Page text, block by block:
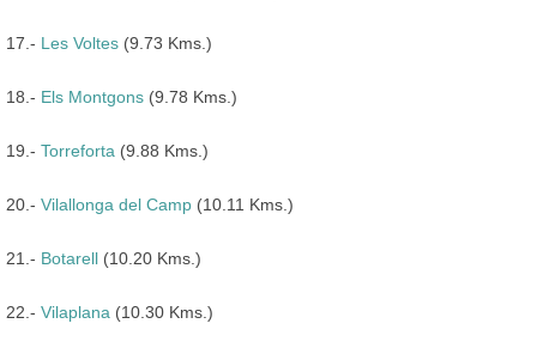
17.- Les Voltes (9.73 Kms.)
18.- Els Montgons (9.78 Kms.)
19.- Torreforta (9.88 Kms.)
20.- Vilallonga del Camp (10.11 Kms.)
21.- Botarell (10.20 Kms.)
22.- Vilaplana (10.30 Kms.)